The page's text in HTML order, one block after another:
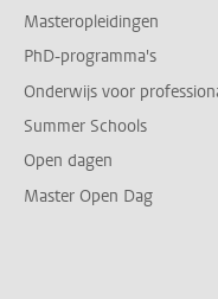
Masteropleidingen
PhD-programma's
Onderwijs voor
Summer Schools
Open dagen
Master Open Dag